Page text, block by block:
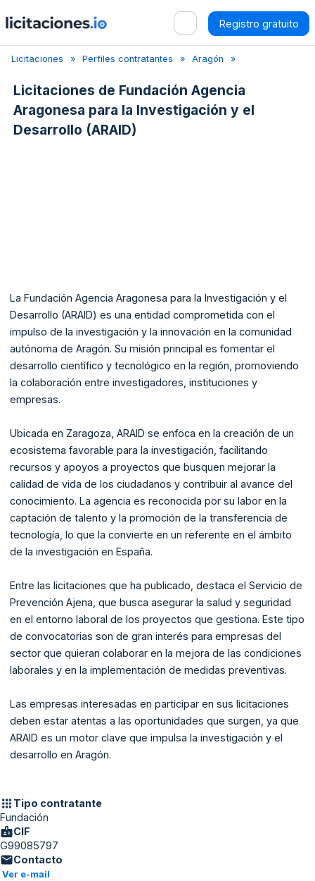
Registro gratuito
Licitaciones Perfiles contratantes Aragón
Licitaciones de Fundación Agencia
Aragonesa para la Investigación y el
Desarrollo (ARAID)
La Fundación Agencia Aragonesa para la Investigación y el
Desarrollo (ARAID) es una entidad comprometida con el
impulso de la investigación y la innovación en la comunidad
autónoma de Aragón. Su misión principal es fomentar el
desarrollo científico y tecnológico en la región, promoviendo
la colaboración entre investigadores, instituciones y
empresas.
Ubicada en Zaragoza, ARAID se enfoca en la creación de un
ecosistema favorable para la investigación, facilitando
recursos y apoyos a proyectos que busquen mejorar la
calidad de vida de los ciudadanos y contribuir al avance del
conocimiento. La agencia es reconocida por su labor en la
captación de talento y la promoción de la transferencia de
tecnología, lo que la convierte en un referente en el ámbito
de la investigación en España.
Entre las licitaciones que ha publicado, destaca el Servicio de
Prevención Ajena, que busca asegurar la salud y seguridad
en el entorno laboral de los proyectos que gestiona. Este tipo
de convocatorias son de gran interés para empresas del
sector que quieran colaborar en la mejora de las condiciones
laborales y en la implementación de medidas preventivas.
Las empresas interesadas en participar en sus licitaciones
deben estar atentas a las oportunidades que surgen, ya que
ARAID es un motor clave que impulsa la investigación y el
desarrollo en Aragón.
Tipo contratante
Fundación
CIF
G99085797
Contacto
Ver e-mail